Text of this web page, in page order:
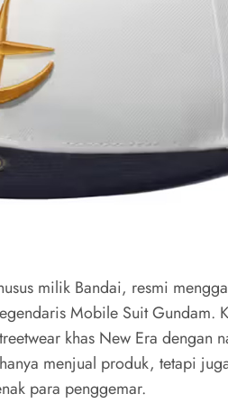
milik Bandai, resmi
Mobile Suit Gundam.
khas New Era dengan
menjual produk, tetapi
para penggemar.